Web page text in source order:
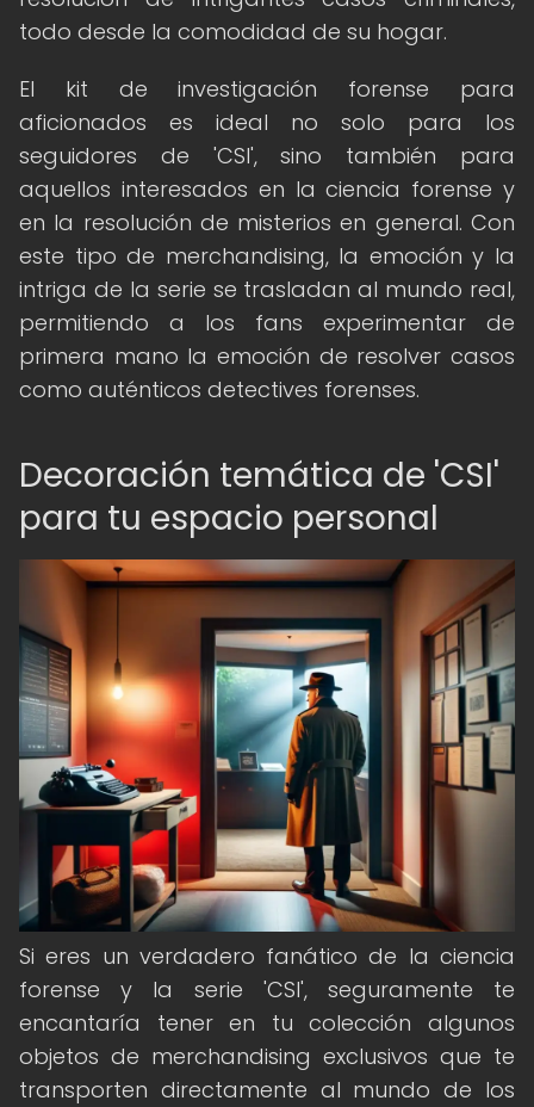
todo desde la comodidad de su hogar.
El kit de investigación forense para
aficionados es ideal no solo para los
seguidores de 'CSI', sino también para
aquellos interesados en la ciencia forense y
en la resolución de misterios en general. Con
este tipo de merchandising, la emoción y la
intriga de la serie se trasladan al mundo real,
permitiendo a los fans experimentar de
primera mano la emoción de resolver casos
como auténticos detectives forenses.
Decoración temática de 'CSI'
para tu espacio personal
Si eres un verdadero fanático de la ciencia
forense y la serie 'CSI', seguramente te
encantaría tener en tu colección algunos
objetos de merchandising exclusivos que te
transporten directamente al mundo de los